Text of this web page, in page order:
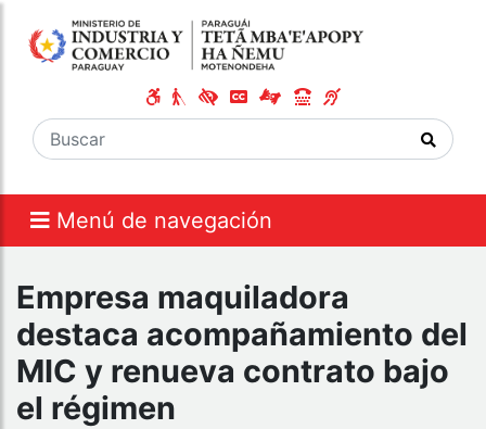
Menú de navegación
Empresa maquiladora
destaca acompañamiento del
MIC y renueva contrato bajo
el régimen